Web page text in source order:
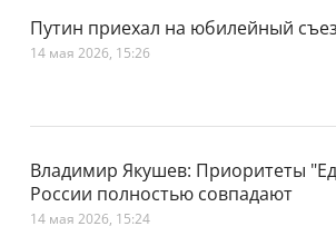
Путин приехал на юбилейный
14 мая 2026, 15:26
Владимир Якушев: Приоритеты
России полностью совпадают
14 мая 2026, 15:24